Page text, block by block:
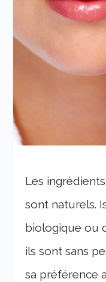
Les
sont naturels.
biologique ou
ils sont sans
sa préférence